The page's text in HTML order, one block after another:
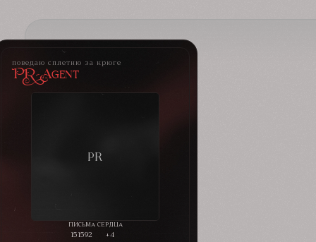
поведаю сплетню за крюге
PR-Agent
151592 +4